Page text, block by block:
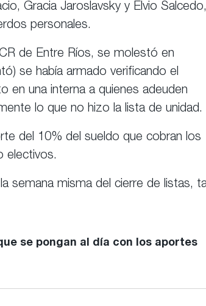
Gracia Jaroslavsky y Elvio Salcedo,
personales.
de Entre Ríos, se molestó en
se había armado verificando el
en una interna a quienes adeuden
lo que no hizo la lista de unidad.
del 10% del sueldo que cobran los
electivos.
semana misma del cierre de listas,
se pongan al día con los aportes